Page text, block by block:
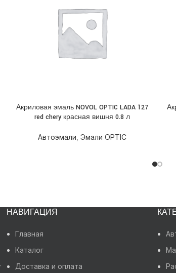
ПОДРОБНЕЕ
Акриловая эмаль NOVOL OPTIC LADA 127
red chery красная вишня 0.8 л
Автоэмали Эмали OPTIC
НАВИГАЦИЯ
Главная
Каталог
Доставка и оплата